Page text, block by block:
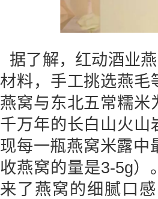
据了解，红动酒业
材料，手工挑选燕毛
燕窝与东北五常糯米
千万年的长白山火山
现每一瓶燕窝米露中
收燕窝的量是3-5g）
来了燕窝的细腻口